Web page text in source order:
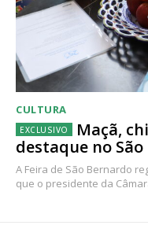
CULTURA
Maçã,
destaque no
A Feira de São Bernardo
que o presidente da